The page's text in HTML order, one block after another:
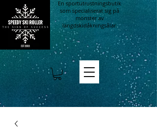
En sportutrustningsbutik
som specialiserat sig på
mönster av
längdskidåkningsålar.